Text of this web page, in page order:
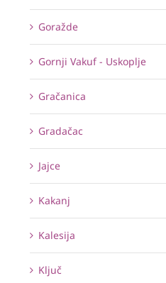
Goražde
Gornji Vakuf - Uskoplje
Gračanica
Gradačac
Jajce
Kakanj
Kalesija
Ključ